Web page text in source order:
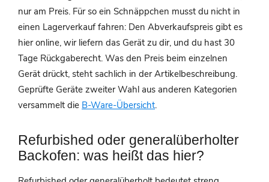
nur am Preis. Für so ein Schnäppchen musst du nicht in
einen Lagerverkauf fahren: Den Abverkaufspreis gibt es
hier online, wir liefern das Gerät zu dir, und du hast 30
Tage Rückgaberecht. Was den Preis beim einzelnen
Gerät drückt, steht sachlich in der Artikelbeschreibung.
Geprüfte Geräte zweiter Wahl aus anderen Kategorien
versammelt die B-Ware-Übersicht.
Refurbished oder generalüberholter
Backofen: was heißt das hier?